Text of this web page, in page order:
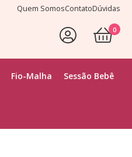
Quem SomosContatoDúvidas
Fio-Malha Sessão Bebê
0